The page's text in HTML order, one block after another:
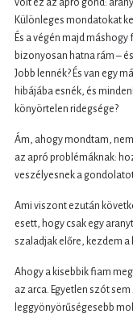
volt ez az apró gond:
Különleges mondatokat
És a végén majd
bizonyosan hatna rám –
Jobb lennék? És van egy
hibájába esnék, és
könyörtelen ridegsége?
Ám, ahogy mondtam,
az apró problémáknak:
veszélyesnek a
Ami viszont ezután
esett, hogy csak egy
szaladjak előre, kezdem a
Ahogy a kisebbik fiam
az arca. Egyetlen szót
leggyönyörűségesebb